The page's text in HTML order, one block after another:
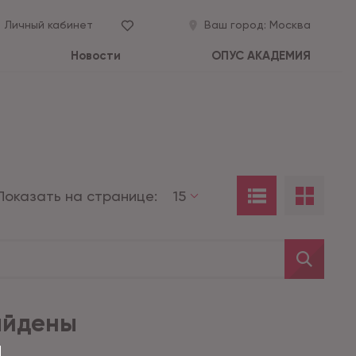
Личный кабинет Ваш город: Москва
Новости ОПУС АКАДЕМИЯ
на странице: 15